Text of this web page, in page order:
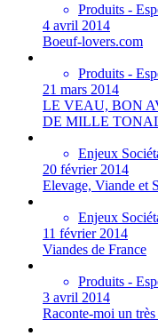
Produits -
4 avril 2014
Boeuf-lovers.com
Produits -
21 mars 2014
LE VEAU, BON
DE MILLE
Enjeux
20 février 2014
Elevage, Viande et
Enjeux
11 février 2014
Viandes de France
Produits -
3 avril 2014
Raconte-moi un très